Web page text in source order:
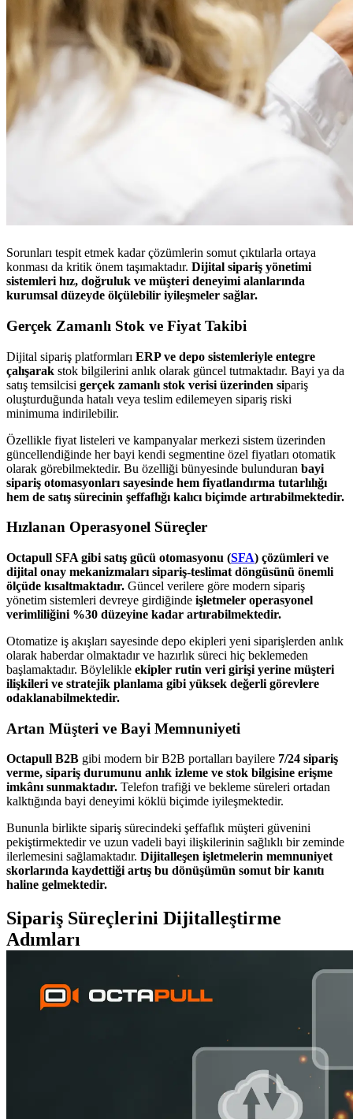
Sorunları tespit etmek kadar çözümlerin somut çıktılarla ortaya
konması da kritik önem taşımaktadır. Dijital sipariş yönetimi
sistemleri hız, doğruluk ve müşteri deneyimi alanlarında
kurumsal düzeyde ölçülebilir iyileşmeler sağlar.
Gerçek Zamanlı Stok ve Fiyat Takibi
Dijital sipariş platformları ERP ve depo sistemleriyle entegre
çalışarak stok bilgilerini anlık olarak güncel tutmaktadır. Bayi ya da
satış temsilcisi gerçek zamanlı stok verisi üzerinden sipariş
oluşturduğunda hatalı veya teslim edilemeyen sipariş riski
minimuma indirilebilir.
Özellikle fiyat listeleri ve kampanyalar merkezi sistem üzerinden
güncellendiğinde her bayi kendi segmentine özel fiyatları otomatik
olarak görebilmektedir. Bu özelliği bünyesinde bulunduran bayi
sipariş otomasyonları sayesinde hem fiyatlandırma tutarlılığı
hem de satış sürecinin şeffaflığı kalıcı biçimde artırabilmektedir.
Hızlanan Operasyonel Süreçler
Octapull SFA gibi satış gücü otomasyonu (SFA) çözümleri ve
dijital onay mekanizmaları sipariş-teslimat döngüsünü önemli
ölçüde kısaltmaktadır. Güncel verilere göre modern sipariş
yönetim sistemleri devreye girdiğinde işletmeler operasyonel
verimliliğini %30 düzeyine kadar artırabilmektedir.
Otomatize iş akışları sayesinde depo ekipleri yeni siparişlerden anlık
olarak haberdar olmaktadır ve hazırlık süreci hiç beklemeden
başlamaktadır. Böylelikle ekipler rutin veri girişi yerine müşteri
ilişkileri ve stratejik planlama gibi yüksek değerli görevlere
odaklanabilmektedir.
Artan Müşteri ve Bayi Memnuniyeti
Octapull B2B gibi modern bir B2B portalları bayilere 7/24 sipariş
verme, sipariş durumunu anlık izleme ve stok bilgisine erişme
imkânı sunmaktadır. Telefon trafiği ve bekleme süreleri ortadan
kalktığında bayi deneyimi köklü biçimde iyileşmektedir.
Bununla birlikte sipariş sürecindeki şeffaflık müşteri güvenini
pekiştirmektedir ve uzun vadeli bayi ilişkilerinin sağlıklı bir zeminde
ilerlemesini sağlamaktadır. Dijitalleşen işletmelerin memnuniyet
skorlarında kaydettiği artış bu dönüşümün somut bir kanıtı
haline gelmektedir.
Sipariş Süreçlerini Dijitalleştirme
Adımları